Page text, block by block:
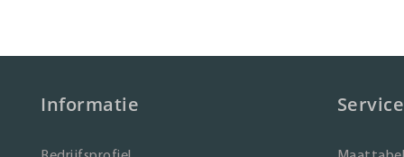
Informatie Service